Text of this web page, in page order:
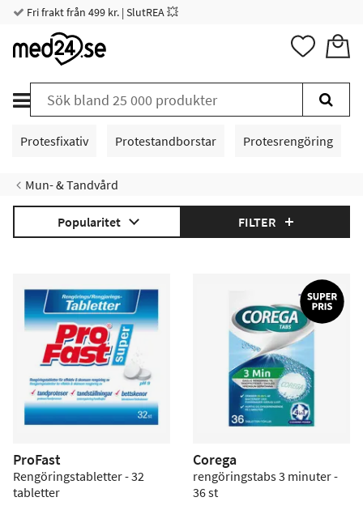
Fri frakt från 499 kr. | SlutREA 💥
Protesfixativ Protestandborstar Protesrengöring
Mun- & Tandvård
Popularitet FILTER
ProFast
Rengöringstabletter - 32
tabletter
Corega
rengöringstabs 3 minuter -
36 st